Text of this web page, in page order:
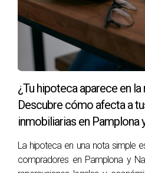
Si tienes dudas
Escribo cada artículo con el
detectas algún detalle que no
consideres importante revisar
contactes por whatsapp para
¿Tu hipoteca aparece en
Descubre cómo afecta a
inmobiliarias en Pamplona
La hipoteca en una nota simple
compradores en Pamplona y